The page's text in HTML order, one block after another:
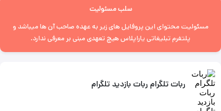
سلب مسئولیت
مسئولیت محتوای این پروفایل های زیر به عهده صاحب آن ها میباشد و
پلتفرم تبلیغاتی یاراپلاس هیچ تعهدی مبنی بر معرفی ندارد.
ربات تلگرام ربات بازدید تلگرام